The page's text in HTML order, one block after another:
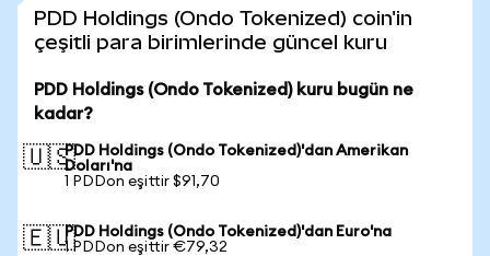
PDD Holdings (Ondo Tokenized) coin'in
çeşitli para birimlerinde güncel kuru
PDD Holdings (Ondo Tokenized) kuru bugün ne
kadar?
🇺🇸PDD Holdings (Ondo Tokenized)'dan Amerikan
Doları'na
1 PDDon eşittir $91,70
🇪🇺PDD Holdings (Ondo Tokenized)'dan Euro'na
1 PDDon eşittir €79,32